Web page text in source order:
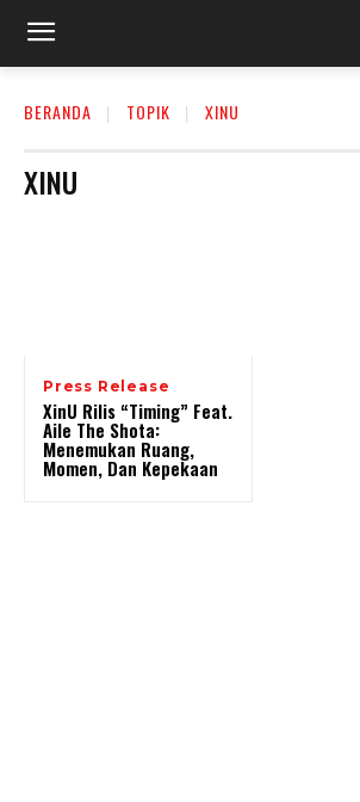
BERANDA TOPIK XINU
XINU
Press Release
XinU Rilis “Timing” Feat.
Aile The Shota:
Menemukan Ruang,
Momen, Dan Kepekaan